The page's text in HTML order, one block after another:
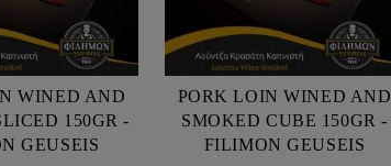
WINED AND
150GR -
GEUSEIS
PORK LOIN WINED AND
SMOKED CUBE 150GR -
FILIMON GEUSEIS